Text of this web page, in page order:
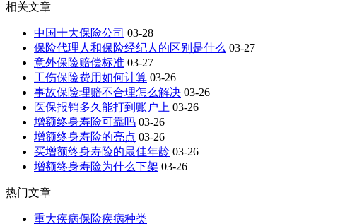
相关文章
中国十大保险公司 03-28
保险代理人和保险经纪人的区别是什么 03-27
意外保险赔偿标准 03-27
工伤保险费用如何计算 03-26
事故保险理赔不合理怎么解决 03-26
医保报销多久能打到账户上 03-26
增额终身寿险可靠吗 03-26
增额终身寿险的亮点 03-26
买增额终身寿险的最佳年龄 03-26
增额终身寿险为什么下架 03-26
热门文章
重大疾病保险疾病种类